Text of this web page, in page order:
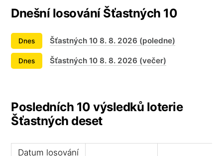
Dnešní losování Šťastných 10
Dnes Šťastných 10 8. 8. 2026 (poledne)
Dnes Šťastných 10 8. 8. 2026 (večer)
Posledních 10 výsledků loterie
Šťastných deset
Datum losování